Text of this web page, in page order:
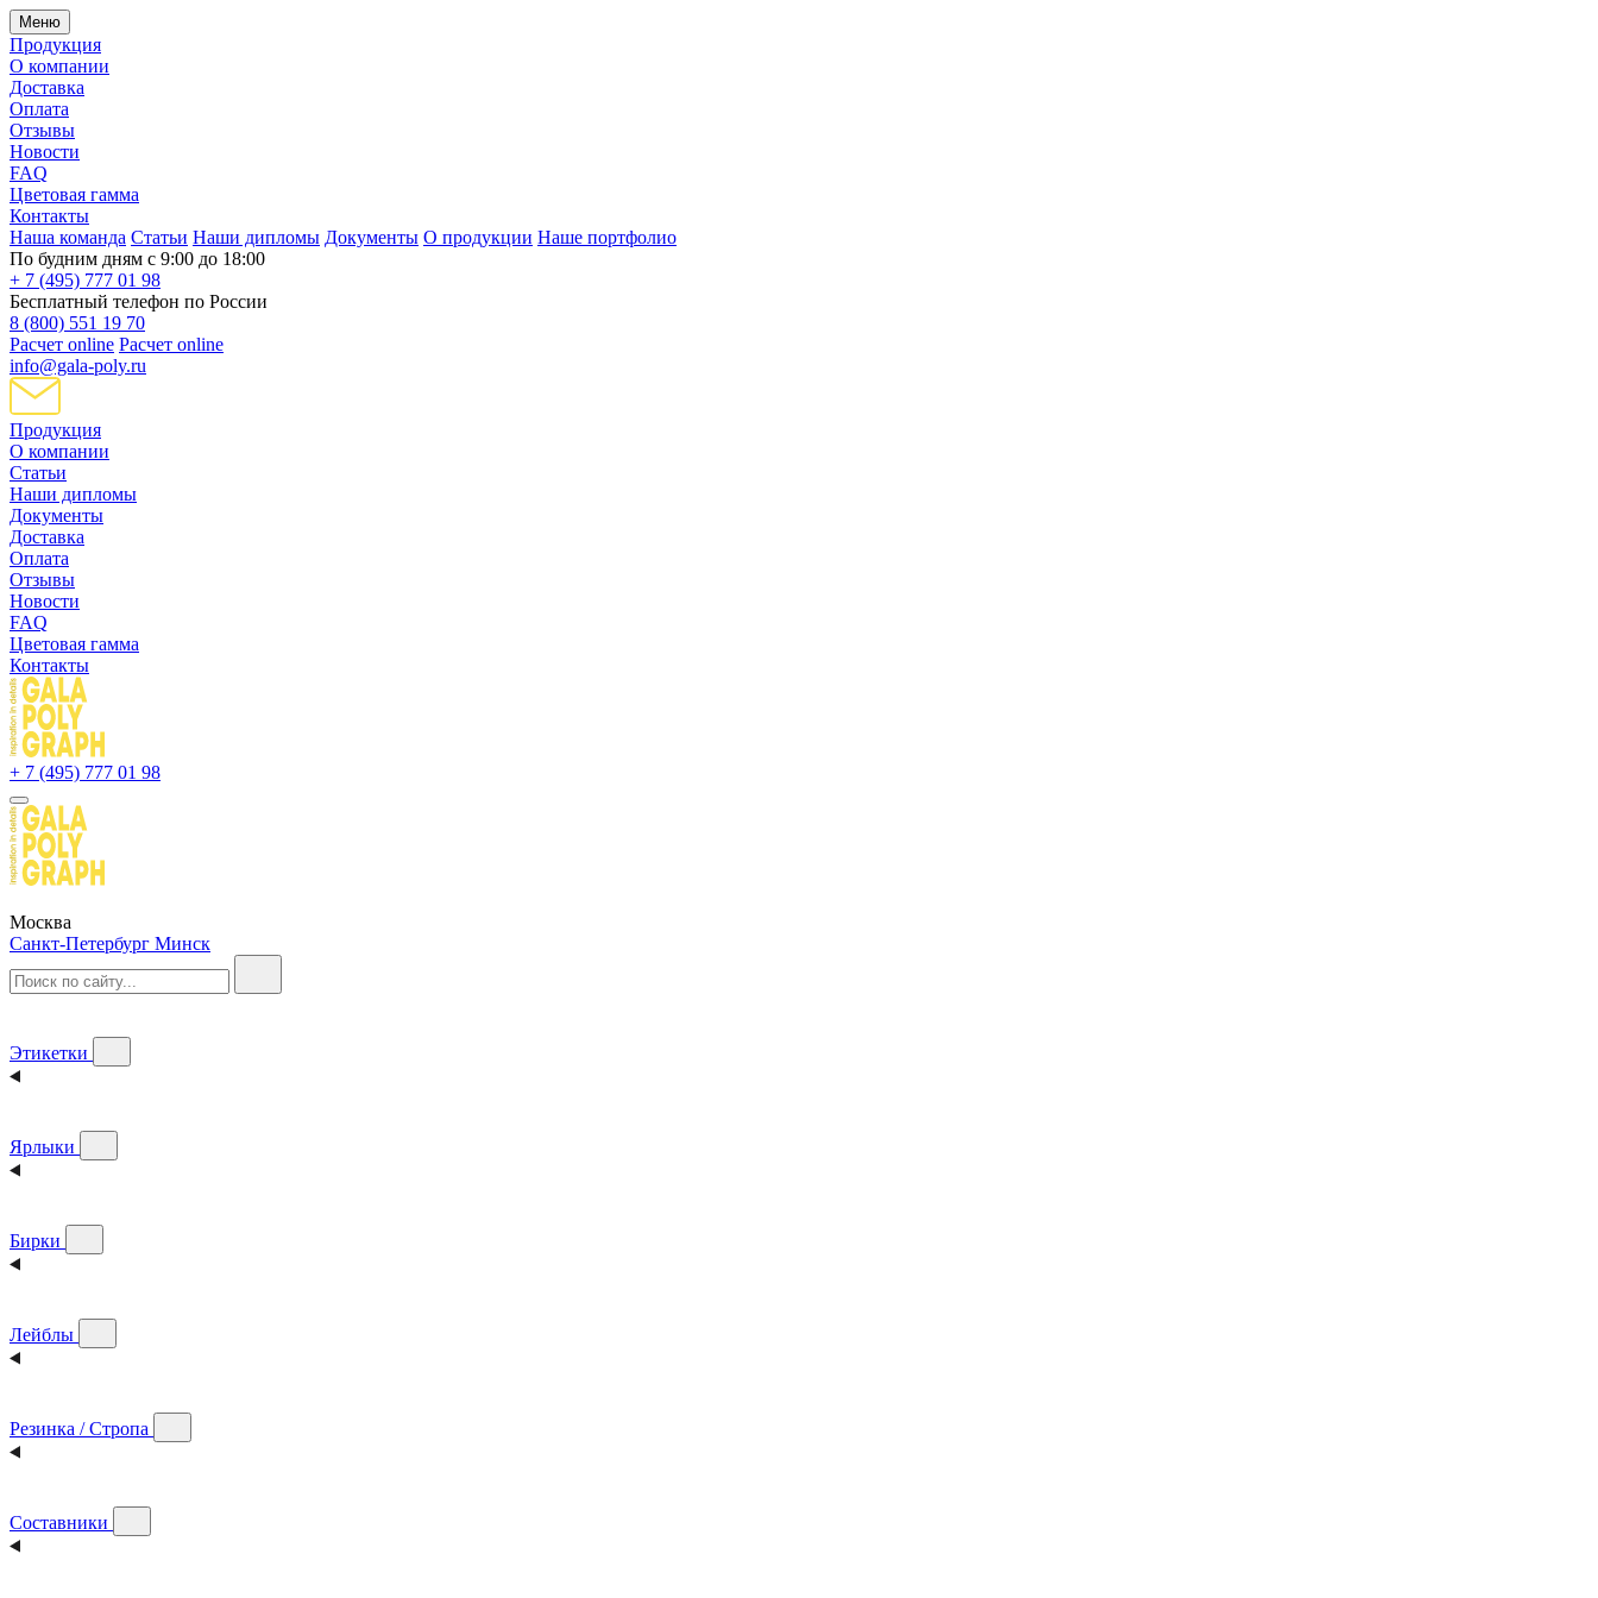
Меню
Продукция
О компании
Доставка
Оплата
Отзывы
Новости
FAQ
Цветовая гамма
Контакты
Наша команда Статьи Наши дипломы Документы О продукции Наше портфолио
По будним дням с 9:00 до 18:00
+ 7 (495) 777 01 98
Бесплатный телефон по России
8 (800) 551 19 70
Расчет online Расчет online
info@gala-poly.ru
Продукция
О компании
Статьи
Наши дипломы
Документы
Доставка
Оплата
Отзывы
Новости
FAQ
Цветовая гамма
Контакты
+ 7 (495) 777 01 98
Москва
Санкт-Петербург Минск
Этикетки
Ярлыки
Бирки
Лейблы
Резинка / Стропа
Составники